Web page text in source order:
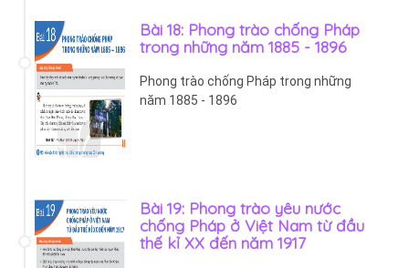
Bài 18: Phong trào chống Pháp
trong những năm 1885 - 1896
Phong trào chống Pháp trong những
năm 1885 - 1896
Bài 19: Phong trào yêu nước
chống Pháp ở Việt Nam từ đầu
thế kỉ XX đến năm 1917